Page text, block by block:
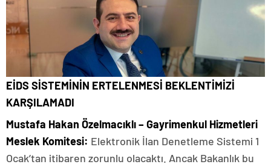
EİDS SİSTEMİNİN ERTELENMESİ BEKLENTİMİZİ
KARŞILAMADI
Mustafa Hakan Özelmacıklı – Gayrimenkul Hizmetleri
Meslek Komitesi: Elektronik İlan Denetleme Sistemi 1
Ocak’tan itibaren zorunlu olacaktı. Ancak Bakanlık bu